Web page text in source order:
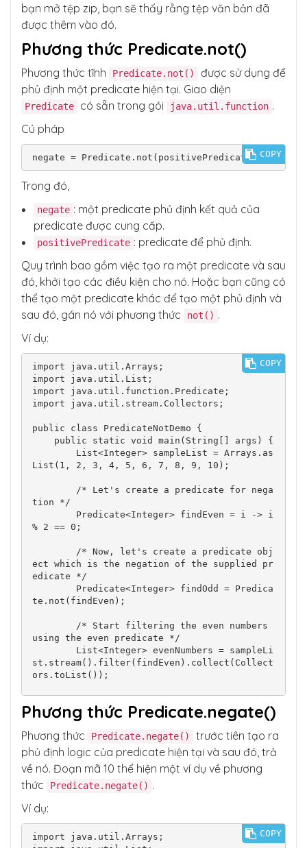
bạn mở tệp zip, bạn sẽ thấy rằng tệp văn bản đã
được thêm vào đó.
Phương thức Predicate.not()
Phương thức tĩnh Predicate.not()
được sử dụng để
phủ định một predicate hiện tại. Giao diện
Predicate có sẵn trong gói java.util.function .
Cú pháp
negate = Predicate.not(positivePredicate);COPY
Trong đó,
negate : một predicate phủ định kết quả của
predicate được cung cấp.
positivePredicate : predicate để phủ định.
Quy trình bao gồm việc tạo ra một predicate và sau
đó, khởi tạo các điều kiện cho nó. Hoặc bạn cũng có
thể tạo một predicate khác để tạo một phủ định và
sau đó, gán nó với phương thức
not() .
Ví dụ:
import java.util.Arrays;
import java.util.List;
import java.util.function.Predicate;
import java.util.stream.Collectors;
public class PredicateNotDemo {
List(1, 2, 3, 4, 5, 6, 7, 8, 9, 10);
tion */
% 2 == 0;
ect which is the negation of the supplied pr
edicate */
te.not(findEven);
using the even predicate */
st.stream().filter(findEven).collect(Collect
ors.toList());
        /* Start filtering the odd numbers u
sing the odd predicate */
        List<Integer> oddNumbers = sampleLis
t.stream().filter(findOdd).collect(Collector
s.toList());
        /* Try to print the Lists for odd or
even numbers */
of even numbers:\n" + evenNumbers);
        System.out.println("Here is the list
of odd numbers:\n" + oddNumbers);
COPY
Phương thức Predicate.negate()
Phương thức Predicate.negate()
trước tiên tạo ra
phủ định logic của predicate hiện tại và sau đó, trả
về nó. Đoạn mã 10 thể hiện một ví dụ về phương
thức
Predicate.negate() .
Ví dụ:
import java.util.Arrays;
COPY